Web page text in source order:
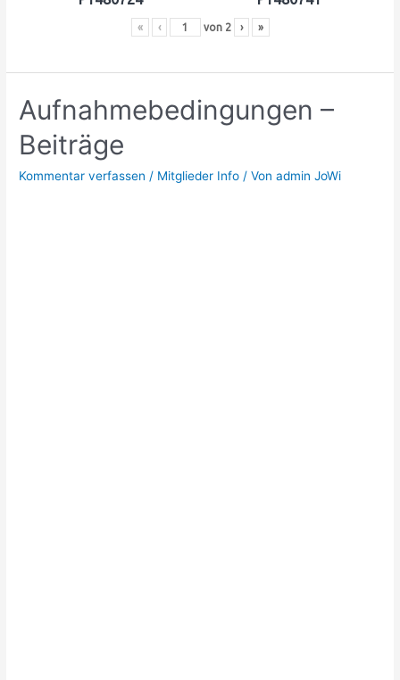
« ‹ von 2 › »
Aufnahmebedingungen –
Beiträge
Kommentar verfassen / Mitglieder Info / Vonadmin JoWi